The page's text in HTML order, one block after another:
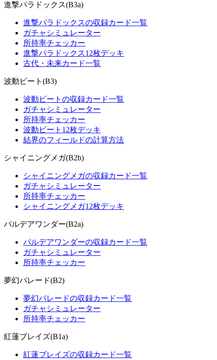
進撃パラドックス(B3a)
進撃パラドックスの収録カード一覧
ガチャシミュレーター
所持率チェッカー
進撃パラドックス12枚デッキ
古代・未来カード一覧
波動ビート(B3)
波動ビートの収録カード一覧
ガチャシミュレーター
所持率チェッカー
波動ビート12枚デッキ
結界のフィールドの計算方法
シャイニングメガ(B2b)
シャイニングメガの収録カード一覧
ガチャシミュレーター
所持率チェッカー
シャイニングメガ12枚デッキ
パルデアワンダー(B2a)
パルデアワンダーの収録カード一覧
ガチャシミュレーター
所持率チェッカー
夢幻パレード(B2)
夢幻パレードの収録カード一覧
ガチャシミュレーター
所持率チェッカー
紅蓮ブレイズ(B1a)
紅蓮ブレイズの収録カード一覧